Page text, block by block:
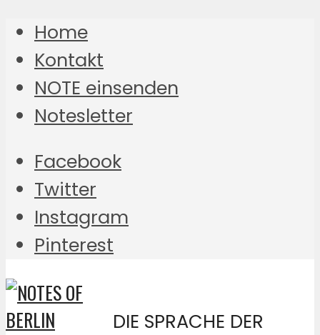
Home
Kontakt
NOTE einsenden
Notesletter
Facebook
Twitter
Instagram
Pinterest
DIE SPRACHE DER